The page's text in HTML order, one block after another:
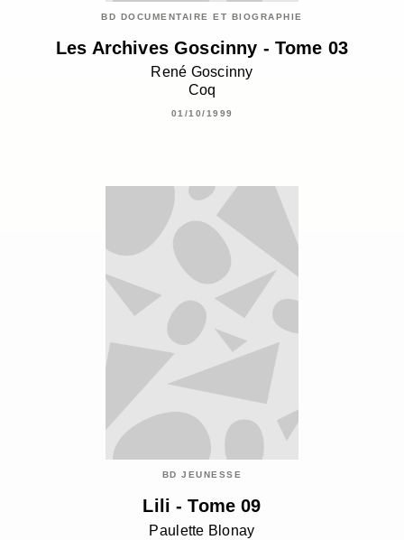
BD DOCUMENTAIRE ET BIOGRAPHIE
Les Archives Goscinny - Tome 03
René Goscinny
Coq
01/10/1999
BD JEUNESSE
Lili - Tome 09
Paulette Blonay